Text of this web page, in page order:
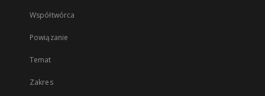
Współtwórca
Powiązanie
Temat
Zakres